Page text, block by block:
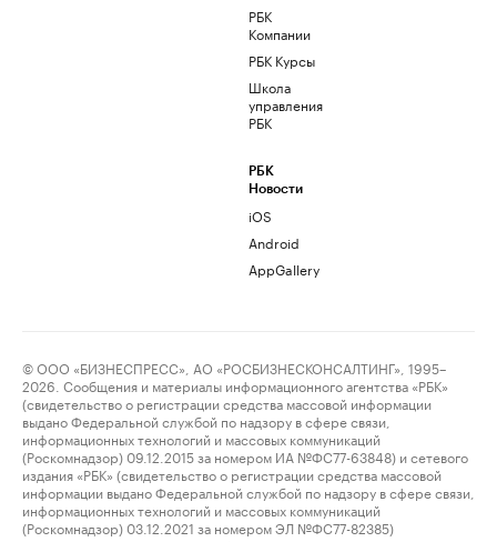
РБК
Компании
РБК Курсы
Школа
управления
РБК
РБК
Новости
iOS
Android
AppGallery
© ООО «БИЗНЕСПРЕСС», АО «РОСБИЗНЕСКОНСАЛТИНГ», 1995–
2026. Сообщения и материалы информационного агентства «РБК»
(свидетельство о регистрации средства массовой информации
выдано Федеральной службой по надзору в сфере связи,
информационных технологий и массовых коммуникаций
(Роскомнадзор) 09.12.2015 за номером ИА №ФС77-63848) и сетевого
издания «РБК» (свидетельство о регистрации средства массовой
информации выдано Федеральной службой по надзору в сфере связи,
информационных технологий и массовых коммуникаций
(Роскомнадзор) 03.12.2021 за номером ЭЛ №ФС77-82385)